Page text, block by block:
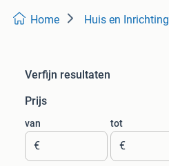
Home Huis en Inrichting
Verfijn resultaten
Prijs
van
€
tot
€